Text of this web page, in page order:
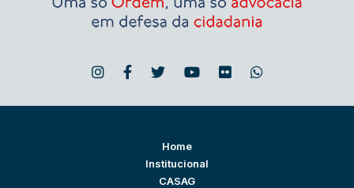
Home
Institucional
CASAG